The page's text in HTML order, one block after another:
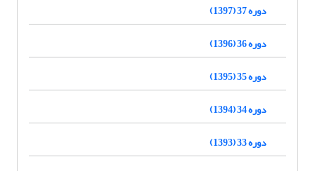
دوره 37 (1397)
دوره 36 (1396)
دوره 35 (1395)
دوره 34 (1394)
دوره 33 (1393)